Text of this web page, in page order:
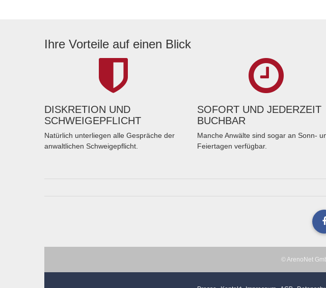
Ihre Vorteile auf einen Blick
DISKRETION UND
SCHWEIGEPFLICHT
Natürlich unterliegen alle Gespräche der
anwaltlichen Schweigepflicht.
SOFORT UND JEDERZEIT
BUCHBAR
Manche Anwälte sind sogar an Sonn-
Feiertagen verfügbar.
© ArenoNet